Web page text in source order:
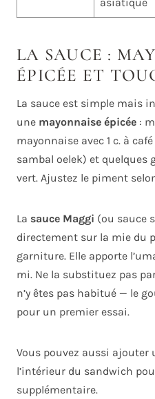
asiatique
LA SAUCE :
ÉPICÉE ET
La sauce est simple mais
une mayonnaise épicée :
mayonnaise avec 1 c. à
sambal oelek) et quelques
vert. Ajustez le piment
La sauce Maggi (ou sauce
directement sur la mie du
garniture. Elle apporte
mi. Ne la substituez pas
n’y êtes pas habitué — le
pour un premier essai.
Vous pouvez aussi ajouter
l’intérieur du sandwich
supplémentaire.